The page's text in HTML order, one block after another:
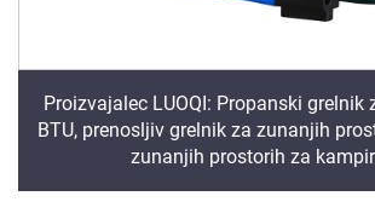
Proizvajalec LUOQI: Propanski grelnik
BTU, prenosljiv grelnik za zunanjih
zunanjih prostorih za